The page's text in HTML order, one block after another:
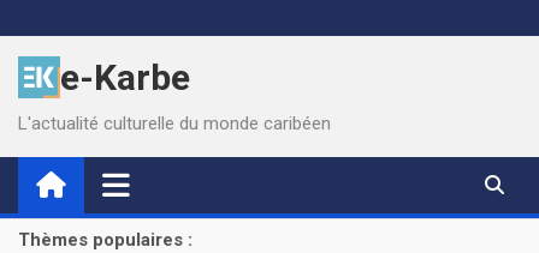
to
contente-Karbe
L'actualité culturelle du monde caribéen
Thèmes populaires :